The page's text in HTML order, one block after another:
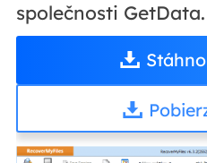
společnosti GetData.